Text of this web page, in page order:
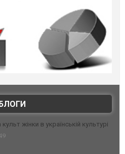
БЛОГИ
жінки в українській культурі